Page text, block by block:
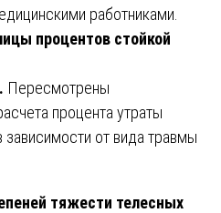
работниками.
процентов стойкой
Пересмотрены
процента утраты
от вида травмы
тяжести телесных